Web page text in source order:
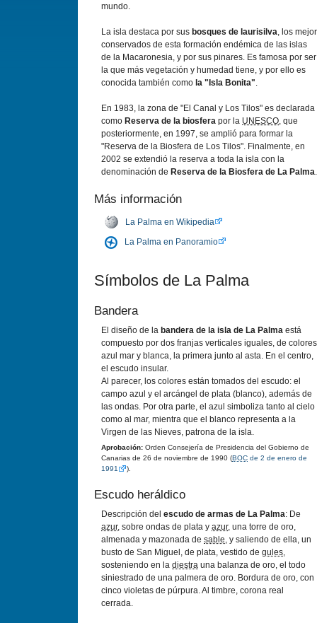
mundo.
La isla destaca por sus bosques de laurisilva, los mejor
conservados de esta formación endémica de las islas
de la Macaronesia, y por sus pinares. Es famosa por ser
la que más vegetación y humedad tiene, y por ello es
conocida también como la "Isla Bonita".
En 1983, la zona de "El Canal y Los Tilos" es declarada
como Reserva de la biosfera por la UNESCO, que
posteriormente, en 1997, se amplió para formar la
"Reserva de la Biosfera de Los Tilos". Finalmente, en
2002 se extendió la reserva a toda la isla con la
denominación de Reserva de la Biosfera de La Palma.
Más información
La Palma en Wikipedia
La Palma en Panoramio
Sí­mbolos de La Palma
Bandera
El diseño de la bandera de la isla de La Palma está
compuesto por dos franjas verticales iguales, de colores
azul mar y blanca, la primera junto al asta. En el centro,
el escudo insular.
Al parecer, los colores están tomados del escudo: el
campo azul y el arcángel de plata (blanco), además de
las ondas. Por otra parte, el azul simboliza tanto al cielo
como al mar, mientra que el blanco representa a la
Virgen de las Nieves, patrona de la isla.
Aprobación: Orden Consejerí­a de Presidencia del Gobierno de
Canarias de 26 de noviembre de 1990 (BOC de 2 de enero de
1991
).
Escudo heráldico
Descripción del escudo de armas de La Palma: De
azur, sobre ondas de plata y azur, una torre de oro,
almenada y mazonada de sable, y saliendo de ella, un
busto de San Miguel, de plata, vestido de gules,
sosteniendo en la diestra una balanza de oro, el todo
siniestrado de una palmera de oro. Bordura de oro, con
cinco violetas de púrpura. Al timbre, corona real
cerrada.